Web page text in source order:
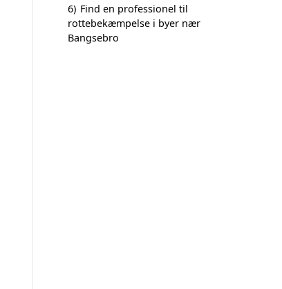
6) Find en professionel til
rottebekæmpelse i byer nær
Bangsebro